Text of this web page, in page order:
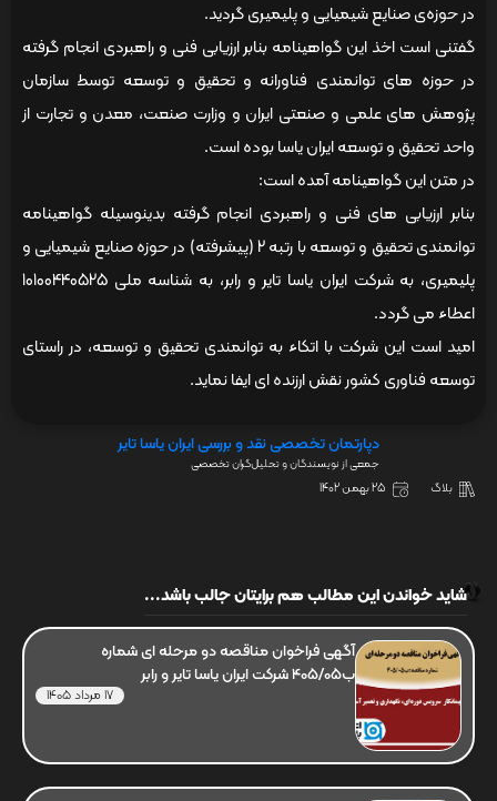
در حوزه‌ی صنایع شیمیایی و پلیمیری گردید.
گفتنی است اخذ این گواهینامه بنابر ارزیابی فنی و راهبردی انجام گرفته
در حوزه های توانمندی فناورانه و تحقیق و توسعه توسط سازمان
پژوهش های علمی و صنعتی ایران و وزارت صنعت، معدن و تجارت از
واحد تحقیق و توسعه ایران یاسا بوده است.
در متن این گواهینامه آمده است:
بنابر ارزیابی های فنی و راهبردی انجام گرفته بدینوسیله گواهینامه
توانمندی تحقیق و توسعه با رتبه 2 (پیشرفته) در حوزه صنایع شیمیایی و
پلیمیری، به شرکت ایران یاسا تایر و رابر، به شناسه ملی 10100440525
اعطاء می گردد.
امید است این شرکت با اتکاء به توانمندی تحقیق و توسعه، در راستای
توسعه فناوری کشور نقش ارزنده ای ایفا نماید.
دپارتمان تخصصی نقد و بررسی ایران یاسا تایر
جمعی از نویسندگان و تحلیل‌گران تخصصی
بلاگ 25 بهمن 1402
شاید خواندن این مطالب هم برایتان جالب باشد...
آگهی فراخوان مناقصه دو مرحله ای شماره
ب405/05 شرکت ایران یاسا تایر و رابر
17 مرداد 1405